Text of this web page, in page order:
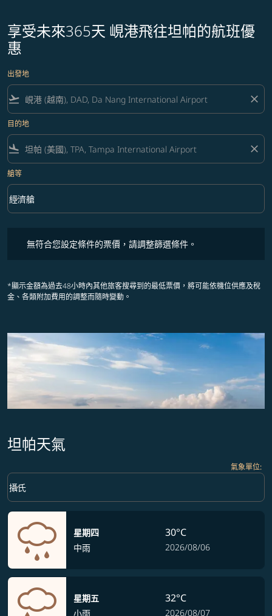
享受未來365天 峴港飛往坦帕的航班優
惠
出發地
flight_takeoff close
目的地
flight_land close
艙等
艙等 option 經濟艙 Selected
經濟艙
keyboard_arrow_down
無符合您設定條件的票價，請調整篩選條件。
*顯示金額為過去48小時內其他旅客搜尋到的最低票價，將可能依機位供應及稅
金、各類附加費用的調整而隨時變動。
坦帕天氣
氣象單位:
Weather unit option 攝氏 Selected
攝氏
keyboard_arrow_down
星期四
中雨
30°C
2026/08/06
星期五
小雨
32°C
2026/08/07